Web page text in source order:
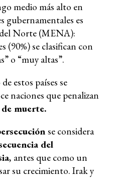
medio más alto en
gubernamentales es
Norte (MENA):
(90%) se clasifican con
o “muy altas”.
estos países se
naciones que penalizan
muerte.
se considera
del
, antes que como un
su crecimiento. Irak y